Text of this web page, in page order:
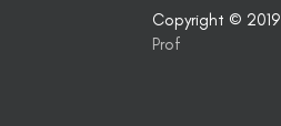
Copyright © 2019
Prof